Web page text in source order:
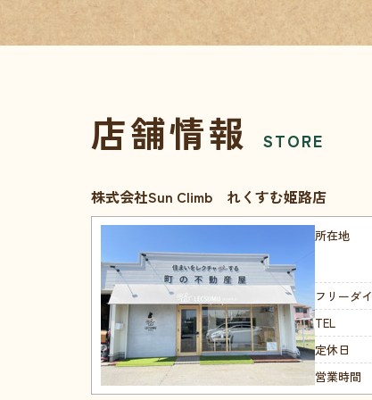
店舗情報 STORE
株式会社Sun Climb れくすむ姫路店
所在地
フリーダ
TEL
定休日
営業時間